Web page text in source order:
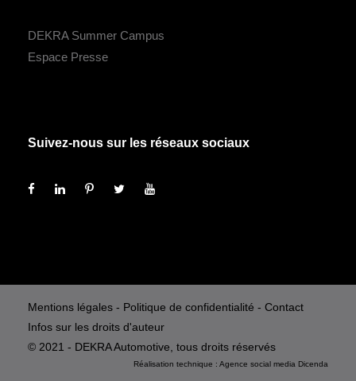
DEKRA Summer Campus
Espace Presse
Suivez-nous sur les réseaux sociaux
Mentions légales - Politique de confidentialité - Contact
Infos sur les droits d'auteur
© 2021 - DEKRA Automotive, tous droits réservés
Réalisation technique : Agence social media Dicenda